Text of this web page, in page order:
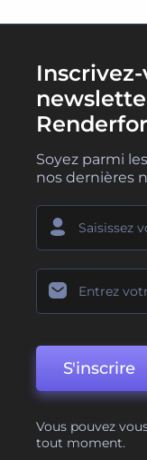
Soyez parmi
nos dernières
S'inscrire
Vous pouvez
tout moment.